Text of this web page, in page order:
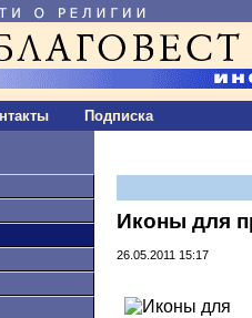
Подписка
Иконы для
26.05.2011 15:17